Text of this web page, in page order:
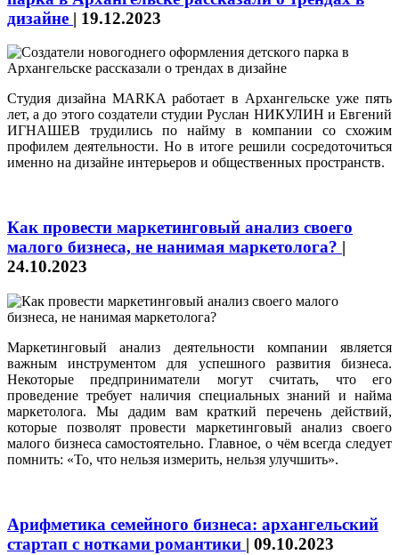
дизайне | 19.12.2023
Студия дизайна MARKA работает в Архангельске уже пять
лет, а до этого создатели студии Руслан НИКУЛИН и Евгений
ИГНАШЕВ трудились по найму в компании со схожим
профилем деятельности. Но в итоге решили сосредоточиться
именно на дизайне интерьеров и общественных пространств.
Как провести маркетинговый анализ своего
малого бизнеса, не нанимая маркетолога? |
24.10.2023
Маркетинговый анализ деятельности компании является
важным инструментом для успешного развития бизнеса.
Некоторые предприниматели могут считать, что его
проведение требует наличия специальных знаний и найма
маркетолога. Мы дадим вам краткий перечень действий,
которые позволят провести маркетинговый анализ своего
малого бизнеса самостоятельно. Главное, о чём всегда следует
помнить: «То, что нельзя измерить, нельзя улучшить».
Арифметика семейного бизнеса: архангельский
стартап с нотками романтики | 09.10.2023